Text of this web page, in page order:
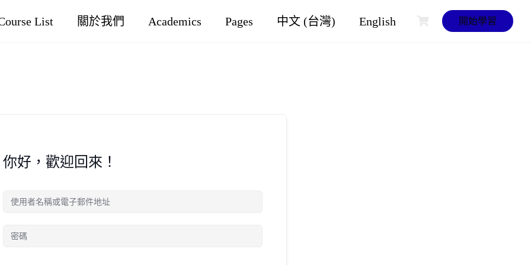
List 關於我們 Academics Pages 中文 (台灣) English 開始學習
你好，歡迎回來！